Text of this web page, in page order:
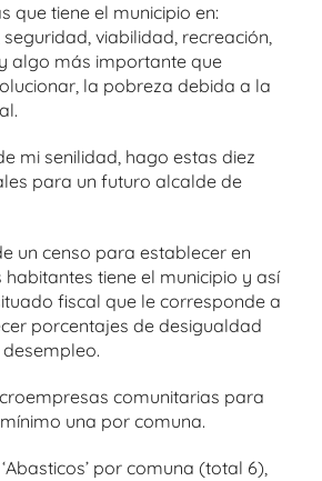
que tiene el municipio en:
viabilidad, recreación,
algo más importante que
la pobreza debida a la
mi senilidad, hago estas diez
para un futuro alcalde de
un censo para establecer en
tiene el municipio y así
fiscal que le corresponde a
porcentajes de desigualdad
comunitarias para
una por comuna.
por comuna (total 6),